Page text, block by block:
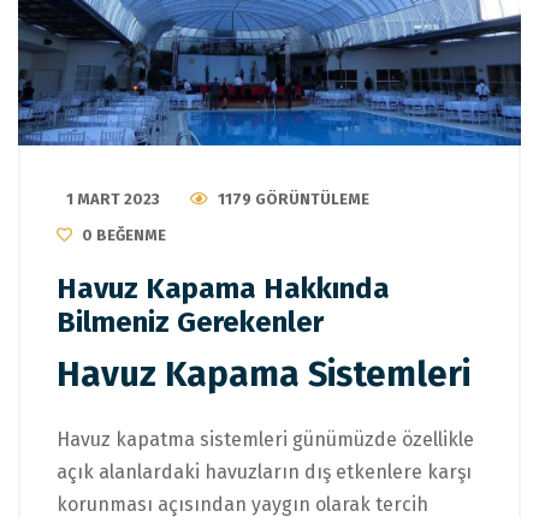
1 MART 2023
1179 GÖRÜNTÜLEME
0 BEĞENME
Havuz Kapama Hakkında
Bilmeniz Gerekenler
Havuz Kapama Sistemleri
Havuz kapatma sistemleri günümüzde özellikle
açık alanlardaki havuzların dış etkenlere karşı
korunması açısından yaygın olarak tercih